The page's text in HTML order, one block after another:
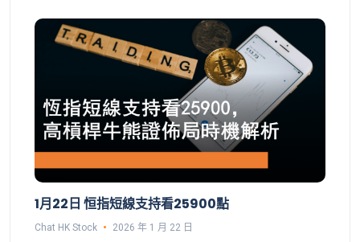
1月22日 恒指短線支持看25900點
Chat HK Stock 2026 年 1 月 22 日